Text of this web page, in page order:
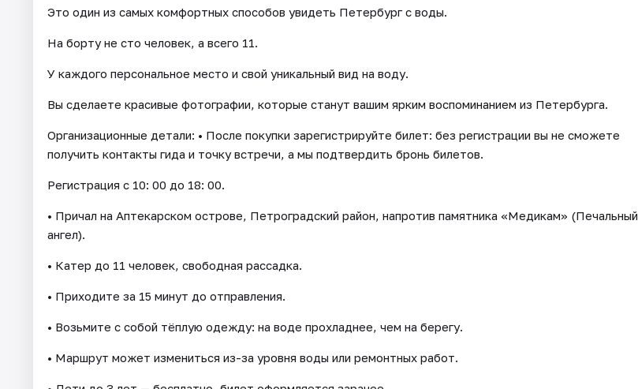
Это один из самых комфортных способов увидеть Петербург с воды.
На борту не сто человек, а всего 11.
У каждого персональное место и свой уникальный вид на воду.
Вы сделаете красивые фотографии, которые станут вашим ярким воспоминанием из Петербурга.
Организационные детали: • После покупки зарегистрируйте билет: без регистрации вы не сможете
получить контакты гида и точку встречи, а мы подтвердить бронь билетов.
Регистрация с 10: 00 до 18: 00.
• Причал на Аптекарском острове, Петроградский район, напротив памятника «Медикам» (Печальный
ангел).
• Катер до 11 человек, свободная рассадка.
• Приходите за 15 минут до отправления.
• Возьмите с собой тёплую одежду: на воде прохладнее, чем на берегу.
• Маршрут может измениться из-за уровня воды или ремонтных работ.